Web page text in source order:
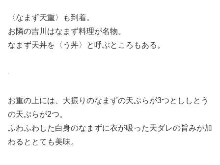
〈なまず天重〉も到着。
お隣の吉川はなまず料理が名物。
なまず天丼を〈う丼〉と呼ぶところもある。
お重の上には、大振りのなまずの天ぷらが3つとししとう
の天ぷらが2つ。
ふわふわした白身のなまずに衣が吸った天ダレの旨みが加
わるととても美味。